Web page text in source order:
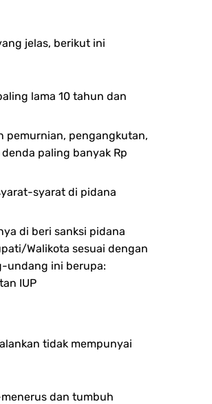
jelas, berikut ini
lama 10 tahun dan
pemurnian, pengangkutan,
paling banyak Rp
syarat di pidana
di beri sanksi pidana
Walikota sesuai dengan
undang ini berupa:
IUP
tidak mempunyai
dan tumbuh